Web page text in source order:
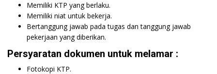
Memiliki KTP yang berlaku.
Memiliki niat untuk bekerja.
Bertanggung jawab pada tugas dan tanggung jawab
pekerjaan yang diberikan.
Persyaratan dokumen untuk melamar :
Fotokopi KTP.